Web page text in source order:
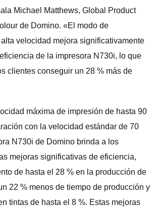
Michael Matthews, Global Product
de Domino. «El modo de
velocidad mejora significativamente
de la impresora N730i, lo que
clientes conseguir un 28 % más de
máxima de impresión de hasta 90
con la velocidad estándar de 70
N730i de Domino brinda a los
mejoras significativas de eficiencia,
de hasta el 28 % en la producción de
22 % menos de tiempo de producción y
tintas de hasta el 8 %. Estas mejoras